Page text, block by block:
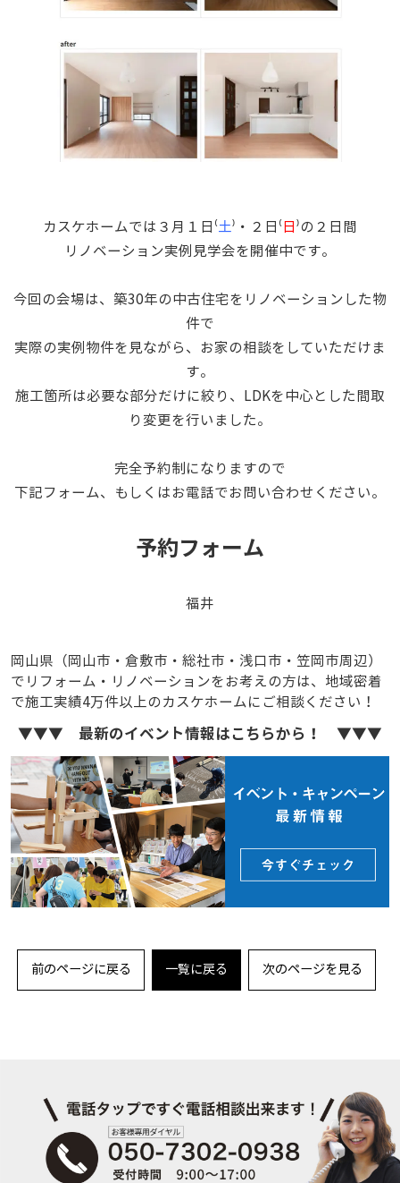
カスケホームでは３月１日⁽土⁾・２日⁽日⁾の２日間
リノベーション実例見学会を開催中です。
今回の会場は、築30年の中古住宅をリノベーションした物
件で
実際の実例物件を見ながら、お家の相談をしていただけま
す。
施工箇所は必要な部分だけに絞り、LDKを中心とした間取
り変更を行いました。
完全予約制になりますので
下記フォーム、もしくはお電話でお問い合わせください。
予約フォーム
福井
岡山県（岡山市・倉敷市・総社市・浅口市・笠岡市周辺）
でリフォーム・リノベーションをお考えの方は、地域密着
で施工実績4万件以上のカスケホームにご相談ください！
▼▼▼ 最新のイベント情報はこちらから！ ▼▼▼
前のページに戻る 一覧に戻る 次のページを見る